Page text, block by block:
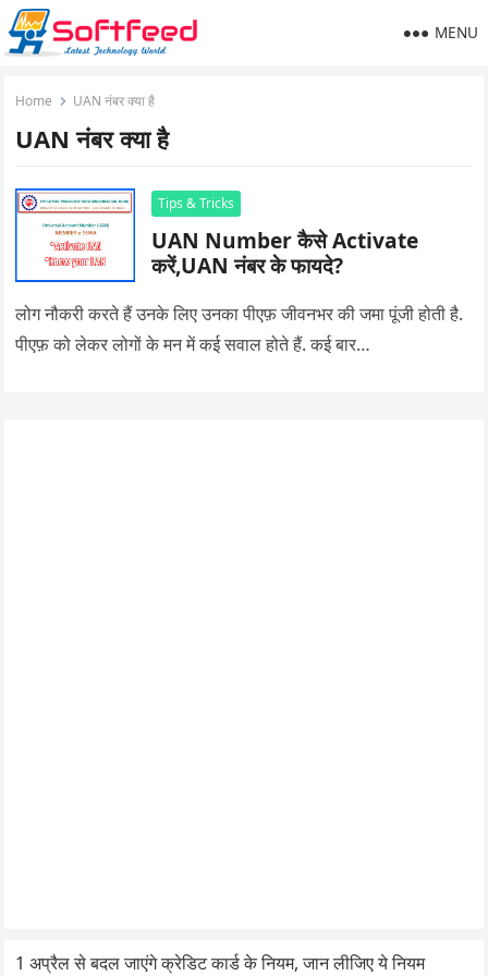
MENU
Home UAN नंबर क्या है
UAN नंबर क्या है
Tips & Tricks
UAN Number कैसे Activate
करें,UAN नंबर के फायदे?
लोग नौकरी करते हैं उनके लिए उनका पीएफ़ जीवनभर की जमा पूंजी होती है.
पीएफ़ को लेकर लोगों के मन में कई सवाल होते हैं. कई बार…
1 अप्रैल से बदल जाएंगे क्रेडिट कार्ड के नियम, जान लीजिए ये नियम